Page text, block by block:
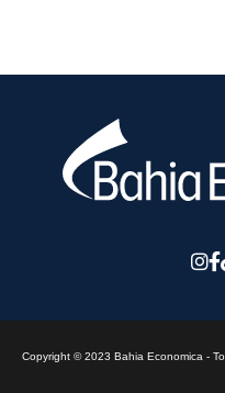
Copyright © 2023 Bahia Economica -